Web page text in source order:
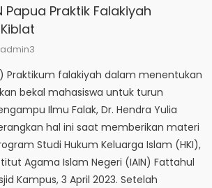
Papua Praktik Falakiyah
Author
admin3
Praktikum falakiyah dalam menentukan
bekal mahasiswa untuk turun
Ilmu Falak, Dr. Hendra Yulia
hal ini saat memberikan materi
Studi Hukum Keluarga Islam (HKI),
Agama Islam Negeri (IAIN) Fattahul
Kampus, 3 April 2023. Setelah